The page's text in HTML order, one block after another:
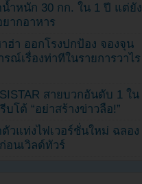
ำหนัก 30 กก. ใน 1 ปี แต่ยัง
ากอาหาร
ฮ่า ออกโรงปกป้อง จองจุน
ณ์เรื่องท่าทีในรายการวาไร
สายบวกอันดับ 1 ใน
บโต้ “อย่าสร้างข่าวลือ!”
ตัวแท่งไฟเวอร์ชั่นใหม่ ฉลอง
อนเวิลด์ทัวร์